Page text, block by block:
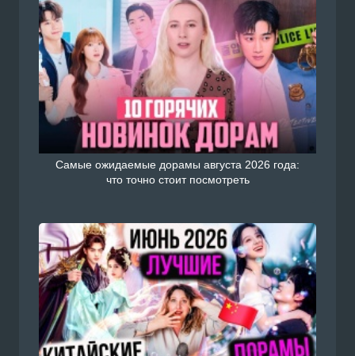
Самые ожидаемые дорамы августа 2026 года:
что точно стоит посмотреть